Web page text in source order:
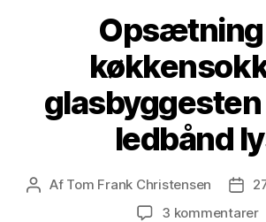
glasbyggesten
ledbånd
Indlægsforfatter
Af Tom Frank Christensen
3 kommentarertil